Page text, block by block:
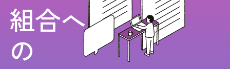
組合へ
の